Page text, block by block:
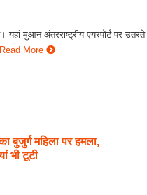
यहां मुआन अंतरराष्ट्रीय एयरपोर्ट पर
Read More
बुजुर्ग महिला पर हमला,
भी टूटी